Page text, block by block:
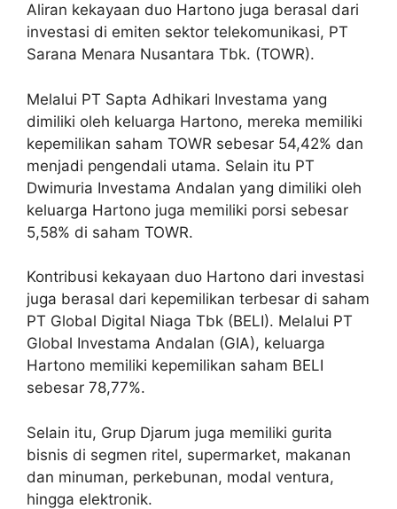
Aliran kekayaan duo Hartono juga berasal dari
investasi di emiten sektor telekomunikasi, PT
Sarana Menara Nusantara Tbk. (TOWR).
Melalui PT Sapta Adhikari Investama yang
dimiliki oleh keluarga Hartono, mereka memiliki
kepemilikan saham TOWR sebesar 54,42% dan
menjadi pengendali utama. Selain itu PT
Dwimuria Investama Andalan yang dimiliki oleh
keluarga Hartono juga memiliki porsi sebesar
5,58% di saham TOWR.
Kontribusi kekayaan duo Hartono dari investasi
juga berasal dari kepemilikan terbesar di saham
PT Global Digital Niaga Tbk (BELI). Melalui PT
Global Investama Andalan (GIA), keluarga
Hartono memiliki kepemilikan saham BELI
sebesar 78,77%.
Selain itu, Grup Djarum juga memiliki gurita
bisnis di segmen ritel, supermarket, makanan
dan minuman, perkebunan, modal ventura,
hingga elektronik.